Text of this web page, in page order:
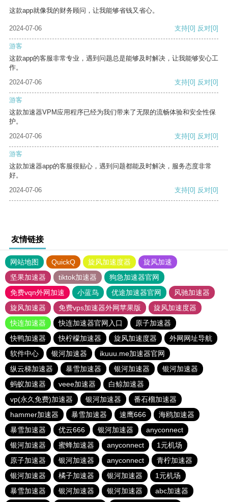
这款app就像我的财务顾问，让我能够省钱又省心。
2024-07-06 支持[0] 反对[0]
游客
这款app的客服非常专业，遇到问题总是能够及时解决，让我能够安心工
作。
2024-07-06
支持[0] 反对[0]
游客
这款加速器VPM应用程序已经为我们带来了无限的流畅体验和安全性保
护。
2024-07-06
支持[0] 反对[0]
游客
这款加速器app的客服很贴心，遇到问题都能及时解决，服务态度非常
好。
2024-07-06
支持[0] 反对[0]
友情链接
网站地图 QuickQ 旋风加速度器
旋风加速
坚果加速器
tiktok加速器
狗急加速器官网
免费vqn外网加速
小蓝鸟 优途加速器官网
风驰加速器
旋风加速器
免费vps加速器外网苹果版
旋风加速度器
快连加速器
快连加速器官网入口
原子加速器
快鸭加速器
快柠檬加速器 旋风加速度器
外网网址导航
软件中心
银河加速器
ikuuu.me加速器官网
纵云梯加速器
暴雪加速器 银河加速器
银河加速器
蚂蚁加速器
veee加速器
白鲸加速器
vp(永久免费)加速器
银河加速器
番石榴加速器
hammer加速器
暴雪加速器 速鹰666
海鸥加速器
暴雪加速器
优云666 银河加速器
anyconnect
银河加速器
蜜蜂加速器 anyconnect
1元机场
原子加速器
银河加速器 anyconnect
青柠加速器
银河加速器
橘子加速器 银河加速器
1元机场
暴雪加速器
银河加速器 银河加速器 abc加速器